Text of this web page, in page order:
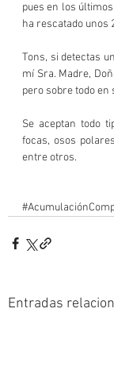
pues en los
ha rescatado unos
Tons, si detectas
mí Sra. Madre,
pero sobre todo en
Se aceptan todo
focas, osos
entre otros.
Entradas